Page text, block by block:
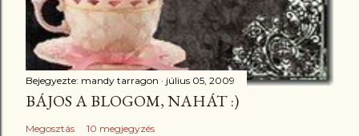
Bejegyezte: mandy tarragon július 05, 2009
BÁJOS A BLOGOM, NAHÁT :)
Megosztás 10 megjegyzés